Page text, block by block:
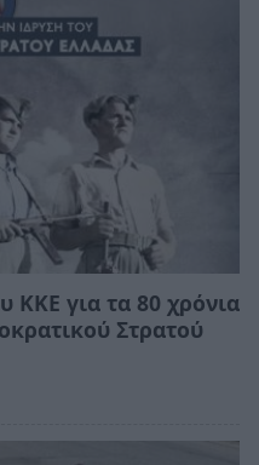
ΚΚΕ για τα 80 χρόνια
Στρατού